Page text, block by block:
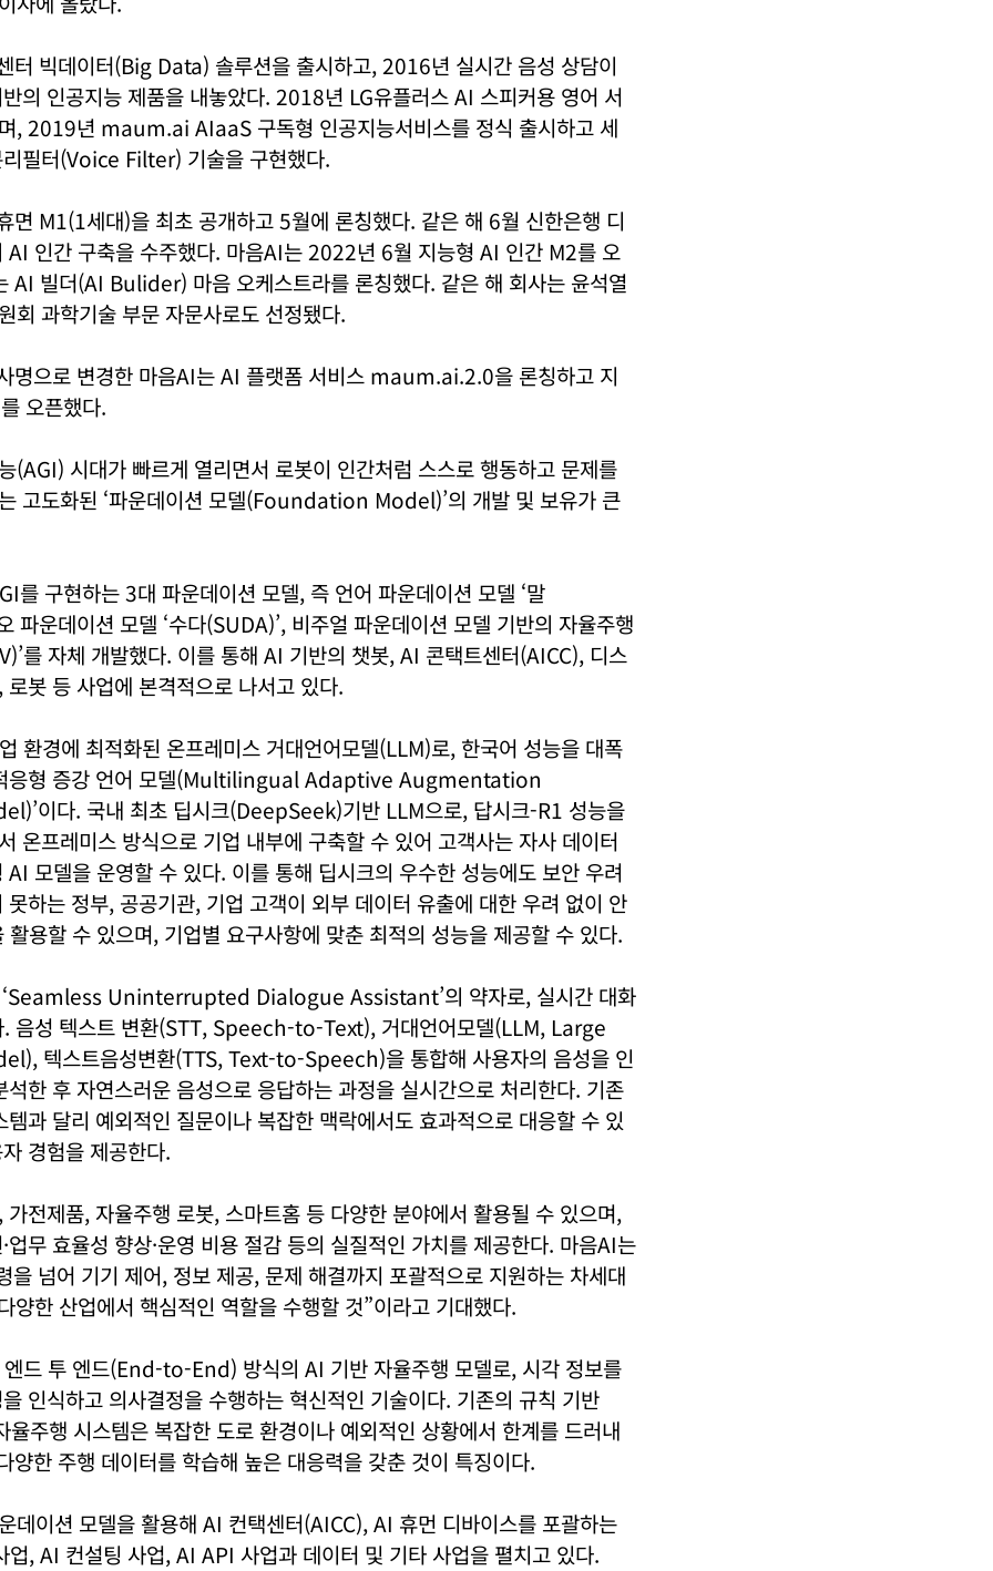
터 빅데이터(Big Data) 솔루션을 출시하고, 2016년 실시간 음성 상담이
의 인공지능 제품을 내놓았다. 2018년 LG유플러스 AI 스피커용 영어 서
, 2019년 maum.ai AIaaS 구독형 인공지능서비스를 정식 출시하고 세
필터(Voice Filter) 기술을 구현했다.
M1(1세대)을 최초 공개하고 5월에 론칭했다. 같은 해 6월 신한은행 디
AI 인간 구축을 수주했다. 마음AI는 2022년 6월 지능형 AI 인간 M2를 오
AI 빌더(AI Bulider) 마음 오케스트라를 론칭했다. 같은 해 회사는 윤석열
회 과학기술 부문 자문사로도 선정됐다.
명으로 변경한 마음AI는 AI 플랫폼 서비스 maum.ai.2.0을 론칭하고 지
오픈했다.
(AGI) 시대가 빠르게 열리면서 로봇이 인간처럼 스스로 행동하고 문제를
고도화된 ‘파운데이션 모델(Foundation Model)’의 개발 및 보유가 큰
를 구현하는 3대 파운데이션 모델, 즉 언어 파운데이션 모델 ‘말
파운데이션 모델 ‘수다(SUDA)’, 비주얼 파운데이션 모델 기반의 자율주행
를 자체 개발했다. 이를 통해 AI 기반의 챗봇, AI 콘택트센터(AICC), 디스
봇 등 사업에 본격적으로 나서고 있다.
환경에 최적화된 온프레미스 거대언어모델(LLM)로, 한국어 성능을 대폭
응형 증강 언어 모델(Multilingual Adaptive Augmentation
이다. 국내 최초 딥시크(DeepSeek)기반 LLM으로, 답시크-R1 성능을
온프레미스 방식으로 기업 내부에 구축할 수 있어 고객사는 자사 데이터
AI 모델을 운영할 수 있다. 이를 통해 딥시크의 우수한 성능에도 보안 우려
못하는 정부, 공공기관, 기업 고객이 외부 데이터 유출에 대한 우려 없이 안
용할 수 있으며, 기업별 요구사항에 맞춘 최적의 성능을 제공할 수 있다.
‘Seamless Uninterrupted Dialogue Assistant’의 약자로, 실시간 대화
. 음성 텍스트 변환(STT, Speech-to-Text), 거대언어모델(LLM, Large
텍스트음성변환(TTS, Text-to-Speech)을 통합해 사용자의 음성을 인
석한 후 자연스러운 음성으로 응답하는 과정을 실시간으로 처리한다. 기존
과 달리 예외적인 질문이나 복잡한 맥락에서도 효과적으로 대응할 수 있
경험을 제공한다.
가전제품, 자율주행 로봇, 스마트홈 등 다양한 분야에서 활용될 수 있으며,
업무 효율성 향상·운영 비용 절감 등의 실질적인 가치를 제공한다. 마음AI는
을 넘어 기기 제어, 정보 제공, 문제 해결까지 포괄적으로 지원하는 차세대
양한 산업에서 핵심적인 역할을 수행할 것”이라고 기대했다.
엔드 투 엔드(End-to-End) 방식의 AI 기반 자율주행 모델로, 시각 정보를
인식하고 의사결정을 수행하는 혁신적인 기술이다. 기존의 규칙 기반
주행 시스템은 복잡한 도로 환경이나 예외적인 상황에서 한계를 드러내
양한 주행 데이터를 학습해 높은 대응력을 갖춘 것이 특징이다.
데이션 모델을 활용해 AI 컨택센터(AICC), AI 휴먼 디바이스를 포괄하는
업, AI 컨설팅 사업, AI API 사업과 데이터 및 기타 사업을 펼치고 있다.